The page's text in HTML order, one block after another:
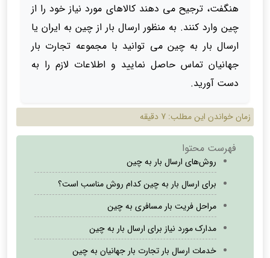
هنگفت، ترجیح می دهند کالاهای مورد نیاز خود را از
چین وارد کنند. به منظور ارسال بار از چین به ایران یا
ارسال بار به چین می توانید با مجموعه تجارت بار
جهانیان تماس حاصل نمایید و اطلاعات لازم را به
دست آورید.
زمان خواندن این مطلب: 7 دقیقه
فهرست محتوا
روش‌های ارسال بار به چین
برای ارسال بار به چین کدام روش مناسب است؟
مراحل فریت بار مسافری به چین
مدارک مورد نیاز برای ارسال بار به چین
خدمات ارسال بار تجارت بار جهانیان به چین